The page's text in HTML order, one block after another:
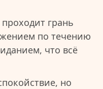
грань
по течению
что всё
но